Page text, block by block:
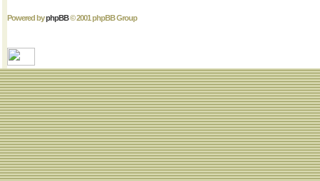
Powered byphpBB© 2001 phpBB Group